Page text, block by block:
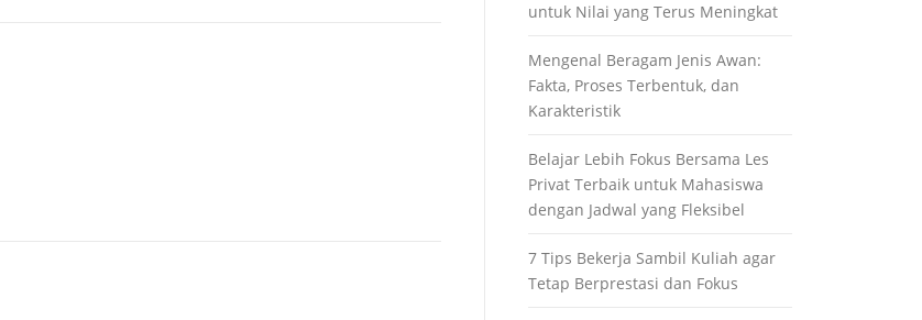
untuk Nilai yang Terus Meningkat
Mengenal Beragam Jenis Awan:
Fakta, Proses Terbentuk, dan
Karakteristik
Belajar Lebih Fokus Bersama Les
Privat Terbaik untuk Mahasiswa
dengan Jadwal yang Fleksibel
7 Tips Bekerja Sambil Kuliah agar
Tetap Berprestasi dan Fokus